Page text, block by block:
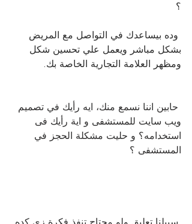
؟
وده بيساعدك في التواصل مع المريض
بشكل مباشر ويعمل علي تحسين شكل
ومظهر العلامة التجارية الخاصة بك.
حابين اننا نسمع منك، ايه رأيك في تصميم
ويب سايت للمستشفى و اية رأيك فى
استخدامه؟ و حليت مشكلة الحجز في
المستشفى ؟